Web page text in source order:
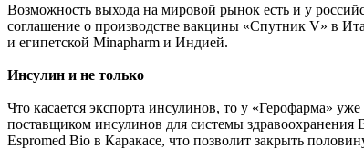
Возможность выхода на мировой рынок есть и у
соглашение о производстве вакцины «Спутник V» в
и египетской Minapharm и Индией.
Инсулин и не только
Что касается экспорта инсулинов, то у «Герофарма»
поставщиком инсулинов для системы здравоохранения
Espromed Bio в Каракасе, что позволит закрыть